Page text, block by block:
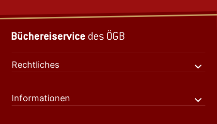
Rechtliches
Informationen